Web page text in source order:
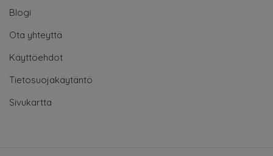
Blogi
Ota yhteyttä
Käyttöehdot
Tietosuojakäytäntö
Sivukartta